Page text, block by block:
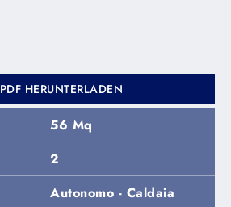
PDF HERUNTERLADEN
56 Mq
2
Autonomo - Caldaia